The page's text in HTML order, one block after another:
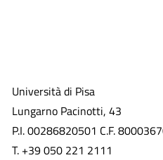
Università di Pisa
Lungarno Pacinotti, 43
P.I. 00286820501 C.F.
T. +39 050 221 2111